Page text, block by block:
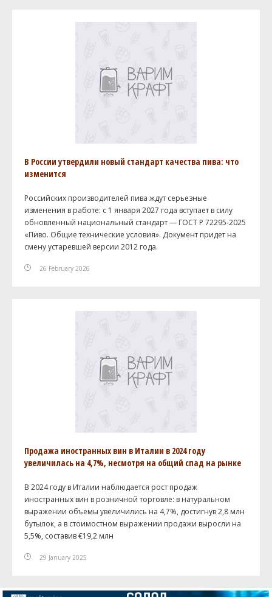
В России утвердили новый стандарт качества пива: что
изменится
Российских производителей пива ждут серьезные
изменения в работе: с 1 января 2027 года вступает в силу
обновленный национальный стандарт — ГОСТ Р 72295-2025
«Пиво. Общие технические условия». Документ придет на
смену устаревшей версии 2012 года.
26 February 2026
Продажа иностранных вин в Италии в 2024 году
увеличилась на 4,7%, несмотря на общий спад на рынке
В 2024 году в Италии наблюдается рост продаж
иностранных вин в розничной торговле: в натуральном
выражении объемы увеличились на 4,7%, достигнув 2,8 млн
бутылок, а в стоимостном выражении продажи выросли на
5,5%, составив €19,2 млн
29 January 2025